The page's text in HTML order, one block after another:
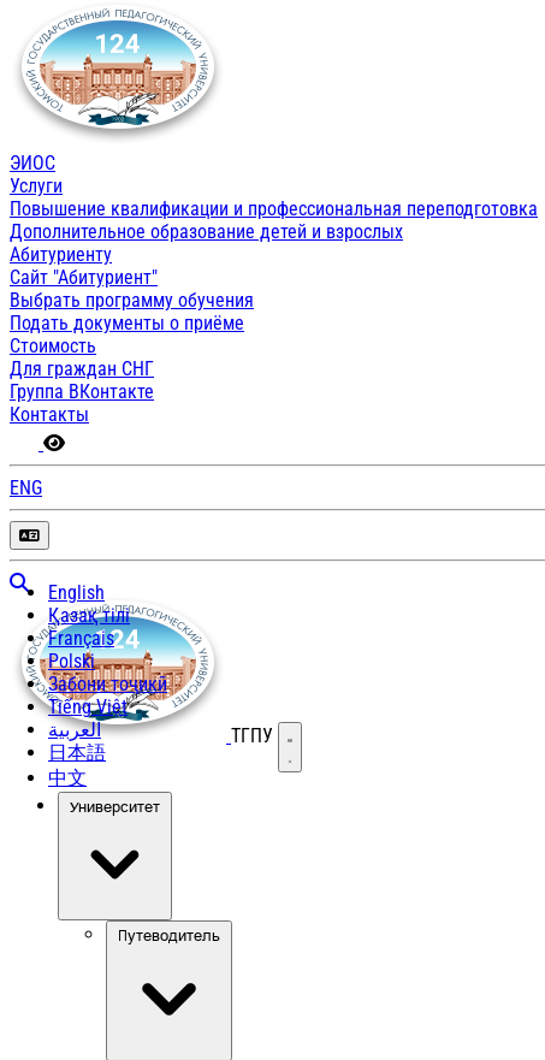
ЭИОС
Услуги
Повышение квалификации и профессиональная переподготовка
Дополнительное образование детей и взрослых
Абитуриенту
Сайт "Абитуриент"
Выбрать программу обучения
Подать документы о приёме
Стоимость
Для граждан СНГ
Группа ВКонтакте
Контакты
ENG
English
Қазақ тілі
Français
Polski
Забони тоҷикӣ
Tiếng Việt
العربية
日本語
中文
ТГПУ Открыть меню
Университет
Путеводитель